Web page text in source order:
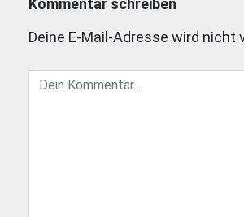
Kommentar schreiben
Deine E-Mail-Adresse wird